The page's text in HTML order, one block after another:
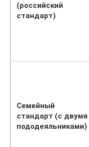
(российский
стандарт)
Семейный
стандарт (с двумя
пододеяльниками)